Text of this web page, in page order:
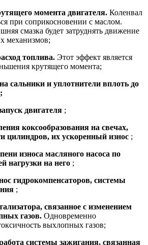
момента двигателя. Коленвал
при соприкосновении с маслом.
смазка будет затруднять движение
механизмов;
топлива. Этот эффект является
крутящего момента;
сальники и уплотнители вплоть до
двигателя ;
коксообразования на свечах,
цилиндров, их ускоренный износ ;
износа масляного насоса по
нагрузки на него ;
гидрокомпенсаторов, системы
;
связанное с изменением
газов. Одновременно
выхлопных газов;
системы зажигания, связанная